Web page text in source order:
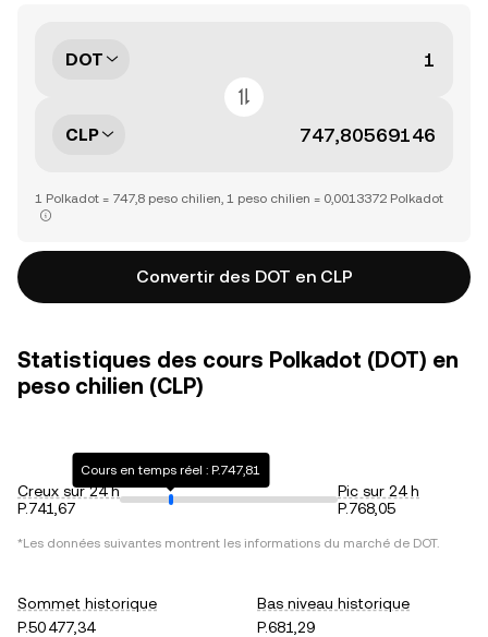
DOT
CLP
1 Polkadot = 747,8 peso chilien, 1 peso chilien = 0,0013372 Polkadot
Convertir des DOT en CLP
Statistiques des cours Polkadot (DOT) en
peso chilien (CLP)
Creux sur 24 h
P.741,67
Cours en temps réel : P.747,81
Pic sur 24 h
P.768,05
*Les données suivantes montrent les informations du marché de DOT.
Sommet historique
P.50 477,34
Bas niveau historique
P.681,29